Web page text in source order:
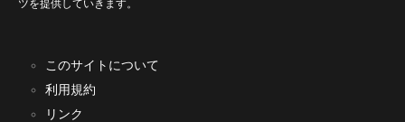
ツを提供していきます。
このサイトについて
利用規約
リンク